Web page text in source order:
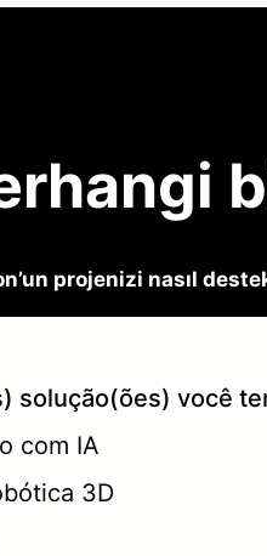
projenizi nasıl
solução(ões) você
com IA
3D